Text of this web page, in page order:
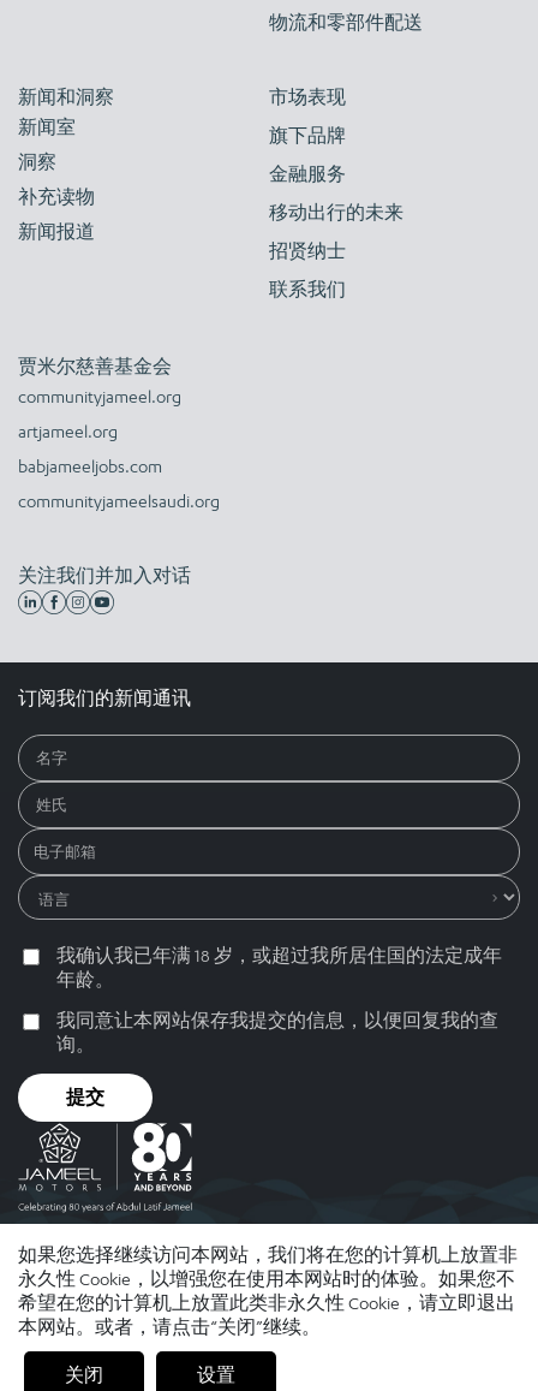
上一页
物流和零部件配送
新闻和洞察
新闻室
洞察
补充读物
新闻报道
市场表现
旗下品牌
金融服务
移动出行的未来
招贤纳士
联系我们
贾米尔慈善基金会
communityjameel.org
artjameel.org
babjameeljobs.com
communityjameelsaudi.org
关注我们并加入对话
订阅我们的新闻通讯
我确认我已年满 18 岁，或超过我所居住国的法定成年
年龄。
我同意让本网站保存我提交的信息，以便回复我的查
询。
提交
© 2026 Abdul Latif Jameel。只有同意严格遵守使用条款，方可
使用本网站。 “Abdul Latif Jameel”名称、“Jameel Motors”名
称、“Abdul Latif Jameel”和“Jameel Motors”标识以及五边形图
案为 安利捷知识产权有限公司 的商标或注册商标。
使用条款版权与免责声明隐私政策
如果您选择继续访问本网站，我们将在您的计算机上放置非
永久性 Cookie，以增强您在使用本网站时的体验。如果您不
希望在您的计算机上放置此类非永久性 Cookie，请立即退出
本网站。或者，请点击“关闭”继续。
关闭 设置